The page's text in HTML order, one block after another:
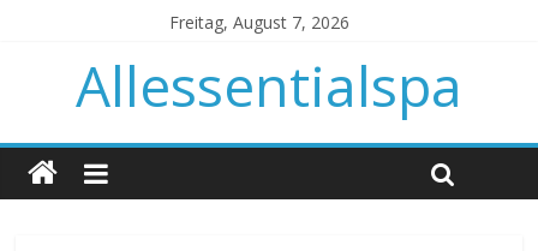
Freitag, August 7, 2026
Allessentialspa